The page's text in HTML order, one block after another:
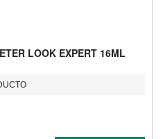
LOOK EXPERT 16ML